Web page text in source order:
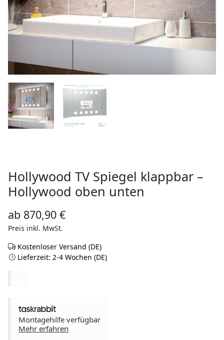
Hollywood TV Spiegel klappbar –
Hollywood oben unten
ab 870,90 €
Preis inkl. MwSt.
Kostenloser Versand (DE)
Lieferzeit: 2-4 Wochen (DE)
Montagehilfe verfügbar
Mehr erfahren